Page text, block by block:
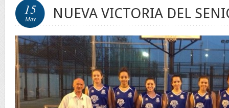
15
May NUEVA VICTORIA DEL